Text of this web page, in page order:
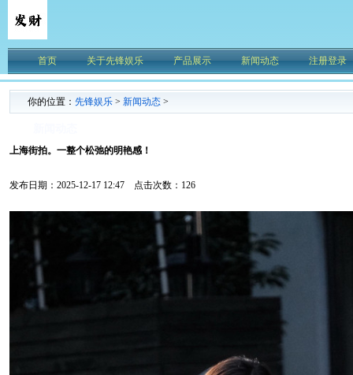
首页 关于先锋娱乐 产品展示 新闻动态 注册登录
你的位置： 先锋娱乐 > 新闻动态 >
上海街拍。一整个松弛的明艳感！
发布日期：2025-12-17 12:47 点击次数：126